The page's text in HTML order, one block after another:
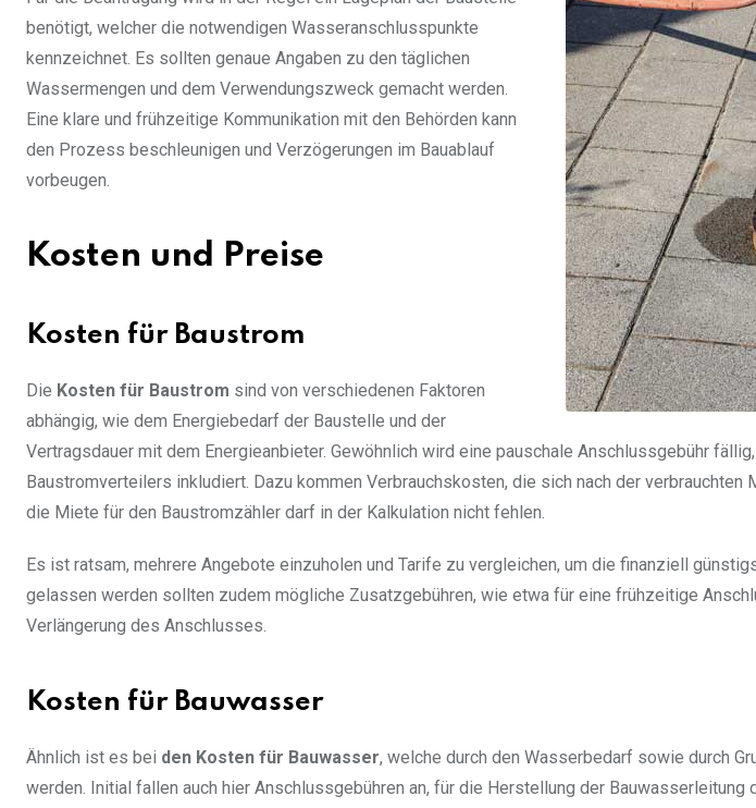
benötigt, welcher die notwendigen Wasseranschlusspunkte
kennzeichnet. Es sollten genaue Angaben zu den täglichen
Wassermengen und dem Verwendungszweck gemacht werden.
Eine klare und frühzeitige Kommunikation mit den Behörden kann
den Prozess beschleunigen und Verzögerungen im Bauablauf
vorbeugen.
Kosten und Preise
Kosten für Baustrom
Die Kosten für Baustrom sind von verschiedenen Faktoren
abhängig, wie dem Energiebedarf der Baustelle und der
Vertragsdauer mit dem Energieanbieter. Gewöhnlich wird eine pauschale Anschlussgebühr
Baustromverteilers inkludiert. Dazu kommen Verbrauchskosten, die sich nach der verbrauchten
die Miete für den Baustromzähler darf in der Kalkulation nicht fehlen.
Es ist ratsam, mehrere Angebote einzuholen und Tarife zu vergleichen, um die finanziell
gelassen werden sollten zudem mögliche Zusatzgebühren, wie etwa für eine frühzeitige
Verlängerung des Anschlusses.
Kosten für Bauwasser
Ähnlich ist es bei den Kosten für Bauwasser, welche durch den Wasserbedarf sowie durch
werden. Initial fallen auch hier Anschlussgebühren an, für die Herstellung der Bauwasserleitung